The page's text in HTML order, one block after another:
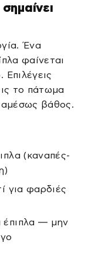
Ένα
φαίνεται
το πάτωμα
αμέσως βάθος.
(καναπές-
για φαρδιές
— μην